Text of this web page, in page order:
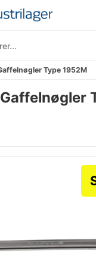
Type 1952M